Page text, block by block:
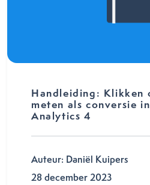
Handleiding: Klikken
meten als conversie
Analytics 4
Auteur: Daniël Kuipers
28 december 2023